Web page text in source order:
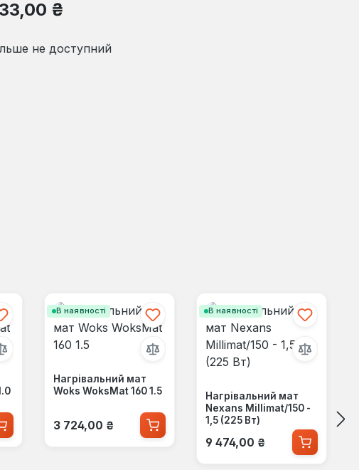
ціна:₴
не доступний
В наявності
Нагрівальний мат
Woks WoksMat 160 1.5
Звичайна ціна:
3 724,00 ₴
В наявності
Нагрівальний мат
Nexans Millimat/150 -
1,5 (225 Вт)
Звичайна ціна:
9 474,00 ₴